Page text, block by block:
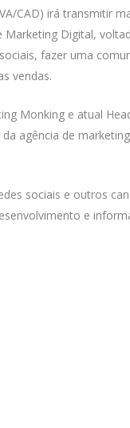
CAD) irá transmitir
Marketing Digital,
fazer uma
vendas.
Monking e atual
agência de
sociais e outros
e